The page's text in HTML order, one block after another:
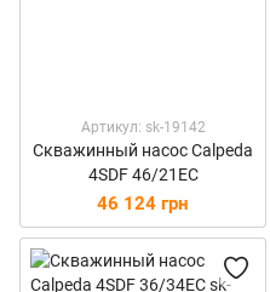
Артикул: sk-19142
Скважинный насос Calpeda
4SDF 46/21EC
46 124 грн